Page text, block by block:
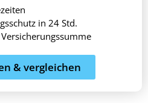
in 24 Std.
& vergleichen